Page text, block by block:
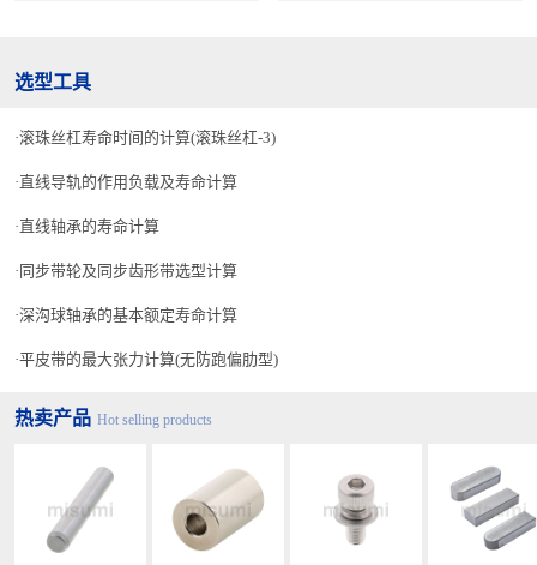
选型工具
滚珠丝杠寿命时间的计算(滚珠丝杠-3)
直线导轨的作用负载及寿命计算
直线轴承的寿命计算
同步带轮及同步齿形带选型计算
深沟球轴承的基本额定寿命计算
平皮带的最大张力计算(无防跑偏肋型)
热卖产品 Hot selling products